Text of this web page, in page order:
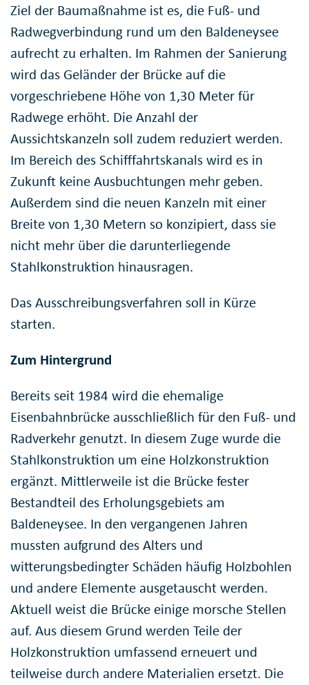
Ziel der Baumaßnahme ist es, die Fuß- und
Radwegverbindung rund um den Baldeneysee
aufrecht zu erhalten. Im Rahmen der Sanierung
wird das Geländer der Brücke auf die
vorgeschriebene Höhe von 1,30 Meter für
Radwege erhöht. Die Anzahl der
Aussichtskanzeln soll zudem reduziert werden.
Im Bereich des Schifffahrtskanals wird es in
Zukunft keine Ausbuchtungen mehr geben.
Außerdem sind die neuen Kanzeln mit einer
Breite von 1,30 Metern so konzipiert, dass sie
nicht mehr über die darunterliegende
Stahlkonstruktion hinausragen.
Das Ausschreibungsverfahren soll in Kürze
starten.
Zum Hintergrund
Bereits seit 1984 wird die ehemalige
Eisenbahnbrücke ausschließlich für den Fuß- und
Radverkehr genutzt. In diesem Zuge wurde die
Stahlkonstruktion um eine Holzkonstruktion
ergänzt. Mittlerweile ist die Brücke fester
Bestandteil des Erholungsgebiets am
Baldeneysee. In den vergangenen Jahren
mussten aufgrund des Alters und
witterungsbedingter Schäden häufig Holzbohlen
und andere Elemente ausgetauscht werden.
Aktuell weist die Brücke einige morsche Stellen
auf. Aus diesem Grund werden Teile der
Holzkonstruktion umfassend erneuert und
teilweise durch andere Materialien ersetzt. Die